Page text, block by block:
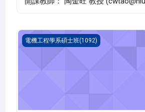
切換式電源供應器
電機工程學系碩士班(1092)